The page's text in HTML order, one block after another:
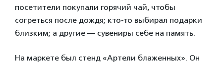
посетители покупали горячий чай, чтобы
согреться после дождя; кто-то выбирал подарки
близким; а другие — сувениры себе на память.
На маркете был стенд «Артели блаженных». Он